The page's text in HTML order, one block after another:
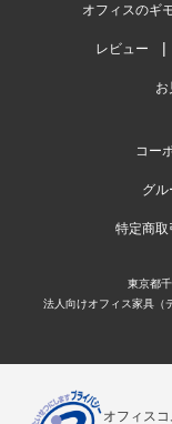
オフィスのギ
レビュー
お
コー
グル
特定商取
東京都
法人向けオフィス家具（
オフィス